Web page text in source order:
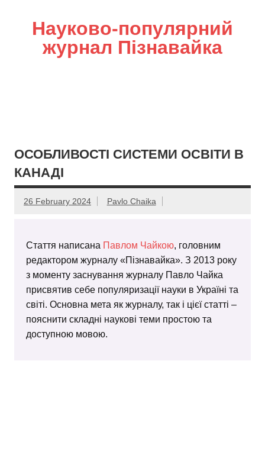
Науково-популярний
журнал Пізнавайка
ОСОБЛИВОСТІ СИСТЕМИ ОСВІТИ В
КАНАДІ
26 February 2024 Pavlo Chaika
Стаття написана Павлом Чайкою, головним
редактором журналу «Пізнавайка». З 2013 року
з моменту заснування журналу Павло Чайка
присвятив себе популяризації науки в Україні та
світі. Основна мета як журналу, так і цієї статті –
пояснити складні наукові теми простою та
доступною мовою.